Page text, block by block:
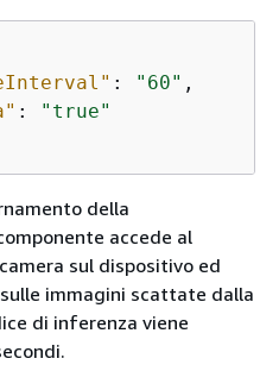
: "60" ,
:
"true"
della
accede al
sul dispositivo ed
immagini scattate dalla
di inferenza viene